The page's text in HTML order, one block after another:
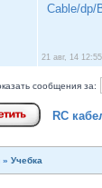
Cable/dp/
21 авг, 14 12:55
сообщения за:
RC
» Учебка